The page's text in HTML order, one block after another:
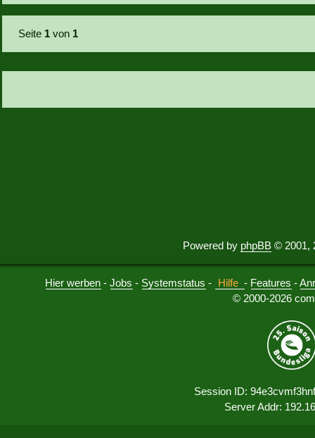
Seite 1 von 1
Powered by phpBB © 2001,
Hier werben -Jobs - Systemstatus - Hilfe - Features -
© 2000-2026
Session ID:
Server Addr: